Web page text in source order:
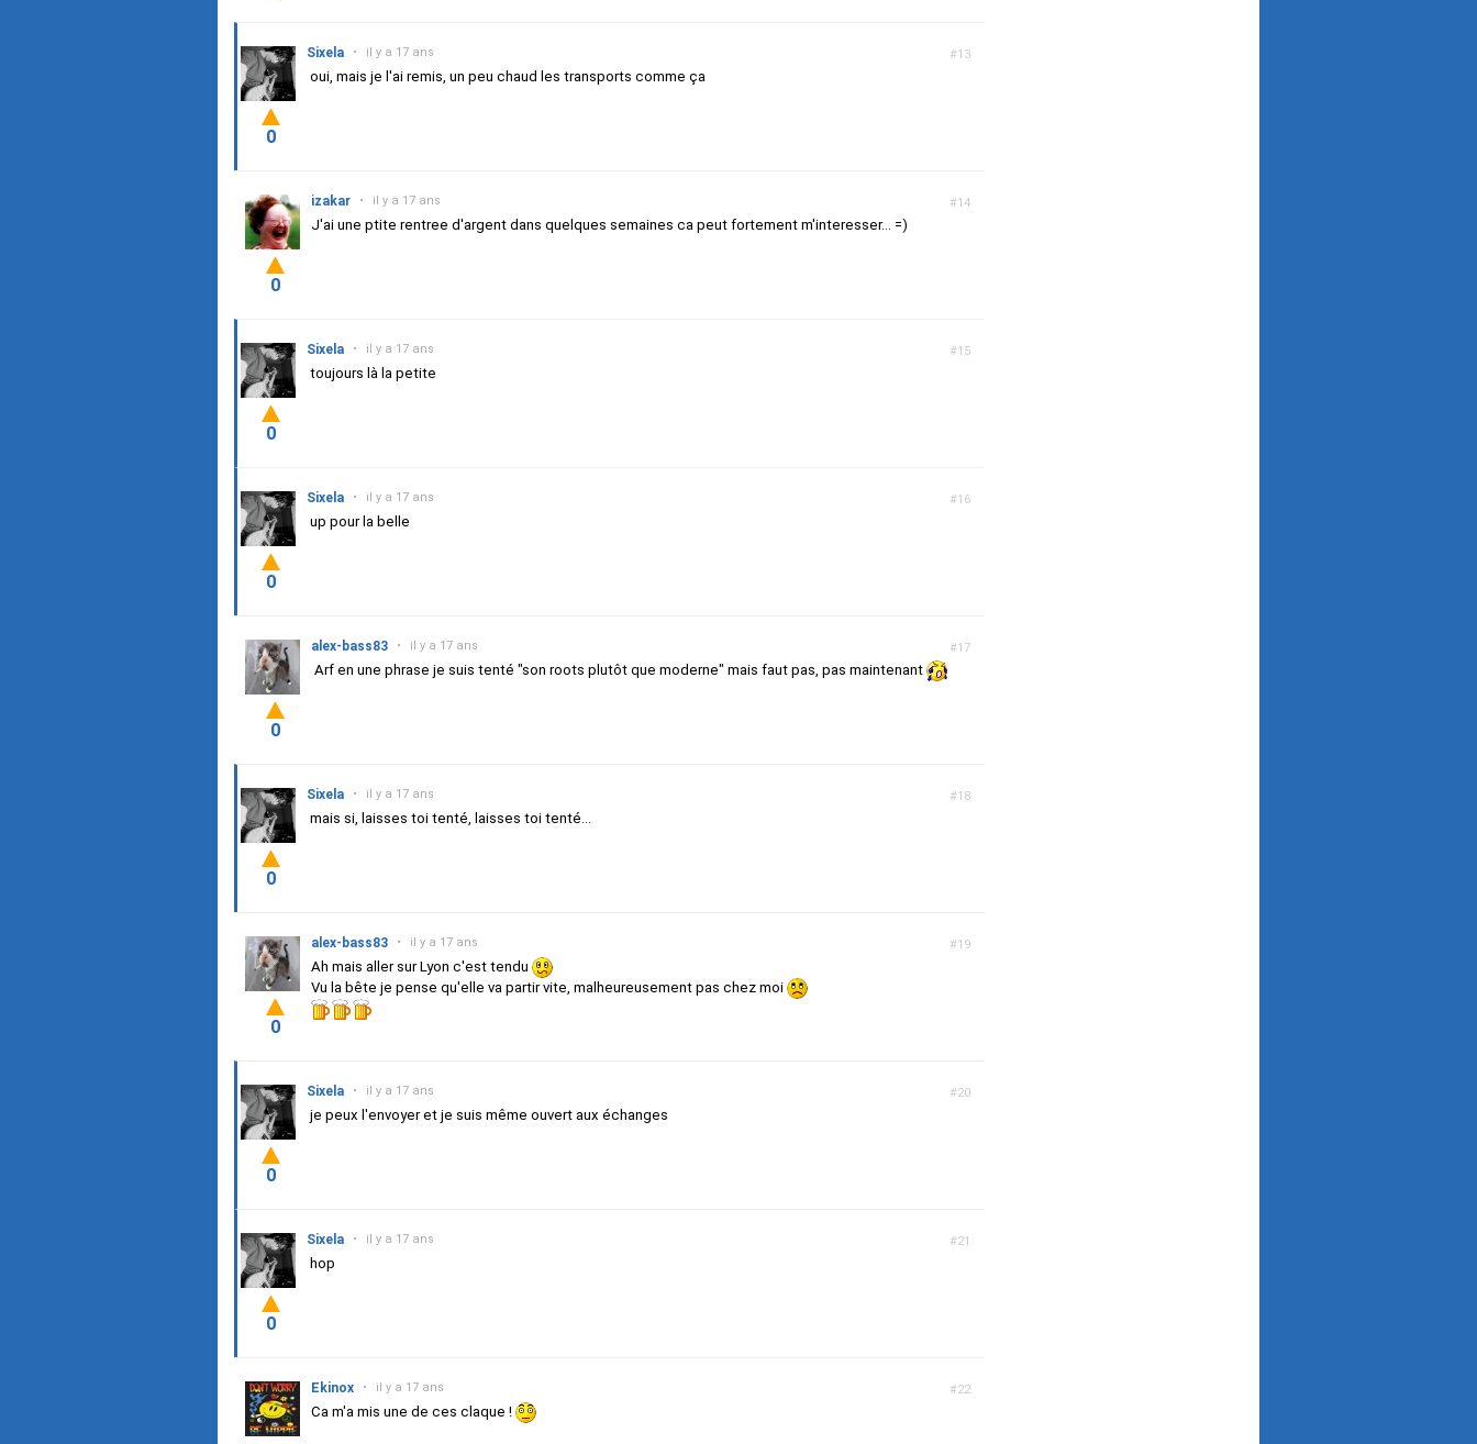
#13
Sixela • il y a 17 ans
oui, mais je l'ai remis, un peu chaud les transports comme ça
0
#14
izakar • il y a 17 ans
J'ai une ptite rentree d'argent dans quelques semaines ca peut fortement m'interesser... =)
0
#15
Sixela • il y a 17 ans
toujours là la petite
0
#16
Sixela • il y a 17 ans
up pour la belle
0
#17
alex-bass83 • il y a 17 ans
Arf en une phrase je suis tenté "son roots plutôt que moderne" mais faut pas, pas maintenant
0
#18
Sixela • il y a 17 ans
mais si, laisses toi tenté, laisses toi tenté...
0
#19
alex-bass83 • il y a 17 ans
Ah mais aller sur Lyon c'est tendu
Vu la bête je pense qu'elle va partir vite, malheureusement pas chez moi
0
#20
Sixela • il y a 17 ans
je peux l'envoyer et je suis même ouvert aux échanges
0
#21
Sixela • il y a 17 ans
hop
0
#22
Ekinox • il y a 17 ans
Ca m'a mis une de ces claque !